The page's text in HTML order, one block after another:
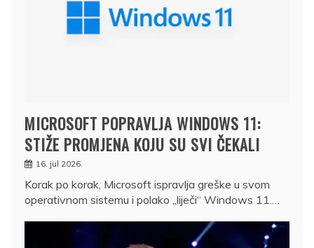
MICROSOFT POPRAVLJA WINDOWS 11:
STIŽE PROMJENA KOJU SU SVI ČEKALI
16. jul 2026.
Korak po korak, Microsoft ispravlja greške u svom
operativnom sistemu i polako „liječi“ Windows 11.…